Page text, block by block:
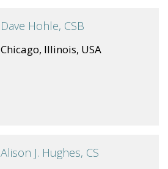
Dave Hohle, CSB
Chicago, Illinois, USA
Alison J. Hughes, CS